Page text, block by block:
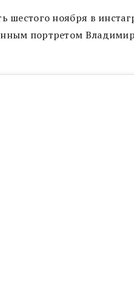
шестого ноября в
портретом